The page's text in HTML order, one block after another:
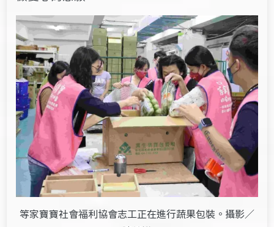
等家寶寶社會福利協會志工正在進行蔬果包裝。攝影／